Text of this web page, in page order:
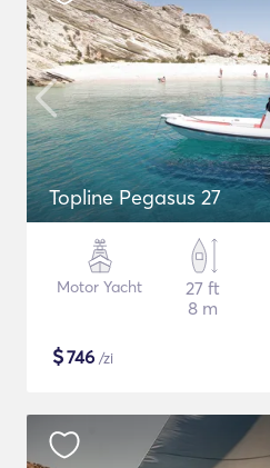
Topline Pegasus 27
Motor Yacht
27 ft
8 m
$746 /zi